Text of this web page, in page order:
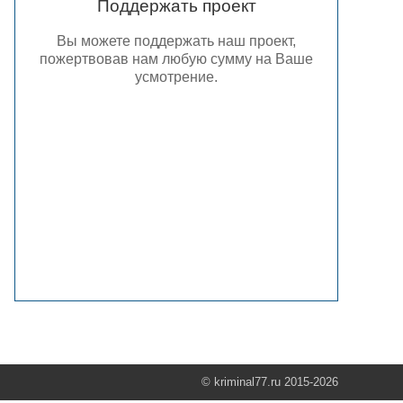
Поддержать проект
Вы можете поддержать наш проект,
пожертвовав нам любую сумму на Ваше
усмотрение.
© kriminal77.ru 2015-2026